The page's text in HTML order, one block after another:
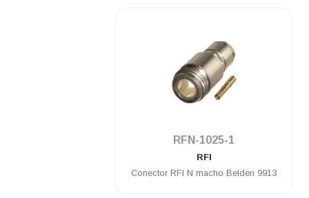
RFN-1025-1
RFI
Conector RFI N macho Belden 9913